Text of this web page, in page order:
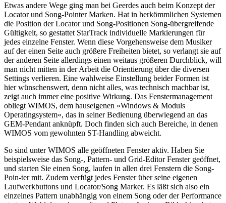
Etwas andere Wege ging man bei Geerdes auch beim Konzept der
Locator und Song-Pointer Marken. Hat in herkömmlichen Systemen
die Position der Locator und Song-Positionen Song-übergreifende
Gültigkeit, so gestattet StarTrack individuelle Markierungen für
jedes einzelne Fenster. Wenn diese Vorgehensweise dem Musiker
auf der einen Seite auch größere Freiheiten bietet, so verlangt sie auf
der anderen Seite allerdings einen weitaus größeren Durchblick, will
man nicht mitten in der Arbeit die Orientierung über die diversen
Settings verlieren. Eine wahlweise Einstellung beider Formen ist
hier wünschenswert, denn nicht alles, was technisch machbar ist,
zeigt auch immer eine positive Wirkung. Das Fenstermanagement
obliegt WIMOS, dem hauseigenen »Windows & Moduls
Operatingsystem«, das in seiner Bedienung überwiegend an das
GEM-Pendant anknüpft. Doch finden sich auch Bereiche, in denen
WIMOS vom gewohnten ST-Handling abweicht.
So sind unter WIMOS alle geöffneten Fenster aktiv. Haben Sie
beispielsweise das Song-, Pattern- und Grid-Editor Fenster geöffnet,
und starten Sie einen Song, laufen in allen drei Fenstern die Song-
Poin-ter mit. Zudem verfügt jedes Fenster über seine eigenen
Laufwerkbuttons und Locator/Song Marker. Es läßt sich also ein
einzelnes Pattern unabhängig von einem Song oder der Performance